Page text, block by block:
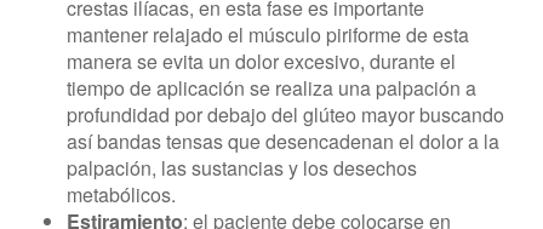
crestas ilíacas, en esta fase es importante
mantener relajado el músculo piriforme de esta
manera se evita un dolor excesivo, durante el
tiempo de aplicación se realiza una palpación a
profundidad por debajo del glúteo mayor buscando
así bandas tensas que desencadenan el dolor a la
palpación, las sustancias y los desechos
metabólicos.
Estiramiento: el paciente debe colocarse en